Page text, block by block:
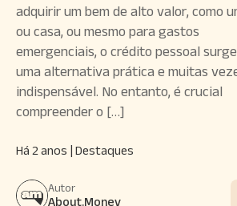
adquirir um bem de alto valor, como
ou casa, ou mesmo para gastos
emergenciais, o crédito pessoal
uma alternativa prática e muitas
indispensável. No entanto, é crucial
compreender o […]
Há 2 anos | Destaques
Autor
About.Money